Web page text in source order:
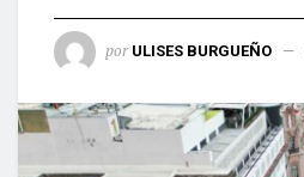
por ULISES BURGUEÑO